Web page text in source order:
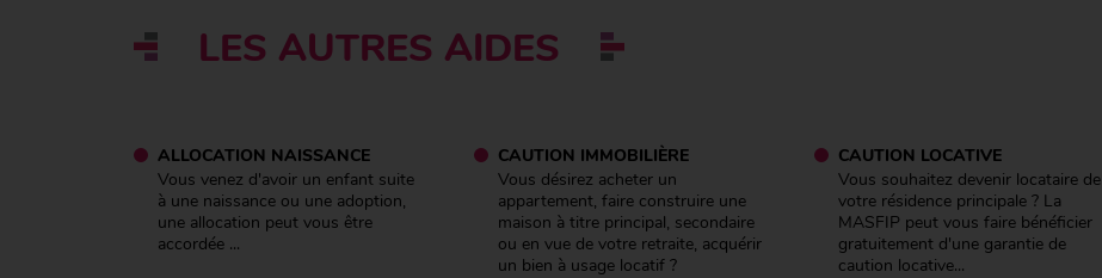
LES AUTRES AIDES
ALLOCATION NAISSANCE
Vous venez d'avoir un enfant suite
à une naissance ou une adoption,
une allocation peut vous être
accordée ...
CAUTION IMMOBILIÈRE
Vous désirez acheter un
appartement, faire construire une
maison à titre principal, secondaire
ou en vue de votre retraite, acquérir
un bien à usage locatif ?
CAUTION LOCATIVE
Vous souhaitez devenir locataire de
votre résidence principale ? La
MASFIP peut vous faire bénéficier
gratuitement d'une garantie de
caution locative...